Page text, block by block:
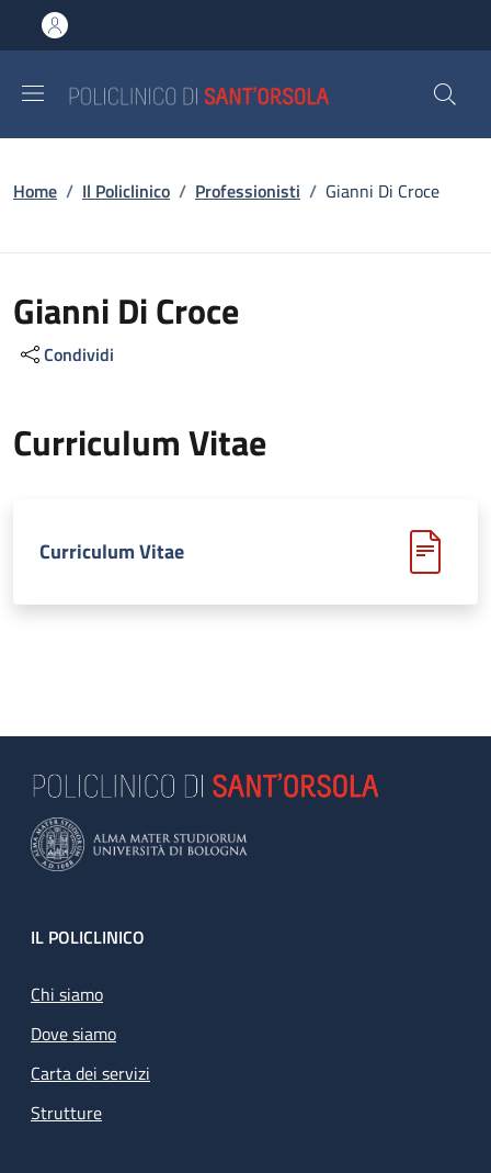
al contenuto principale
to footer content
Briciole di pane
Home / Il Policlinico / Professionisti / Gianni Di Croce
Gianni Di Croce
Condividi
Curriculum Vitae
Curriculum Vitae
Footer
IL POLICLINICO
Chi siamo
Dove siamo
Carta dei servizi
Strutture